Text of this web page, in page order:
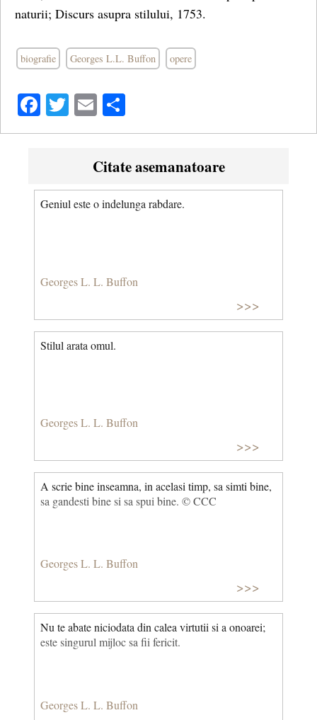
naturii; Discurs asupra stilului, 1753.
biografie Georges L.L. Buffon opere
Facebook
Twitter
Email
Citate asemanatoare
Geniul este o indelunga rabdare.
Georges L. L. Buffon
>>>
Stilul arata omul.
Georges L. L. Buffon
>>>
A scrie bine inseamna, in acelasi timp, sa simti bine,
sa gandesti bine si sa spui bine. © CCC
Georges L. L. Buffon
>>>
Nu te abate niciodata din calea virtutii si a onoarei;
este singurul mijloc sa fii fericit.
Georges L. L. Buffon